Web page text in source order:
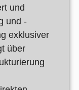
und
und -
exklusiver
über